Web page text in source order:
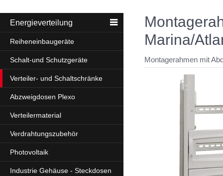
Energieverteilung
Reiheneinbaugeräte
Schalt-und Schutzgeräte
Verteiler- und Schaltschränke
Abzweigdosen Plexo
Verteilermaterial
Verdrahtungszubehör
Photovoltaik
Industrie Gehäuse - Steckdosen
Marina/
Montagerahmen mit